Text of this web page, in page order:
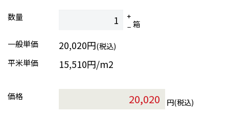
数量
箱
一般単価
20,020円(税込)
平米単価
15,510円/m2
価格
円(税込)